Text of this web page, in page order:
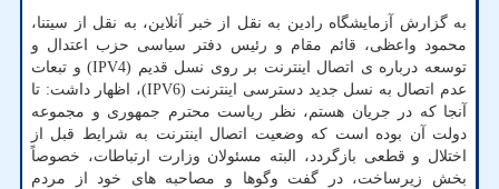
به گزارش آزمایشگاه رادین به نقل از خبر آنلاین، به نقل از سیتنا،
محمود واعظی، قائم مقام و رئیس دفتر سیاسی حزب اعتدال و
توسعه درباره ی اتصال اینترنت بر روی نسل قدیم (IPV4) و تبعات
عدم اتصال به نسل جدید دسترسی اینترنت (IPV6)، اظهار داشت: تا
آنجا که در جریان هستم، نظر ریاست محترم جمهوری و مجموعه
دولت آن بوده است که وضعیت اتصال اینترنت به شرایط قبل از
اختلال و قطعی بازگردد، البته مسئولان وزارت ارتباطات، خصوصاً
بخش زیرساخت، در گفت وگوها و مصاحبه های خود از مردم